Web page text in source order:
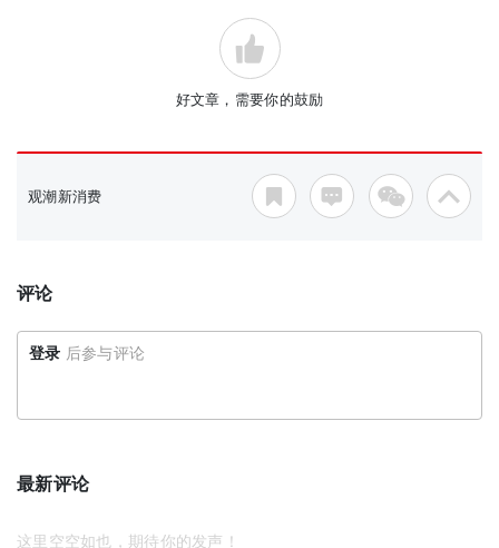
好文章，需要你的鼓励
观潮新消费
评论
登录 后参与评论
最新评论
这里空空如也，期待你的发声！